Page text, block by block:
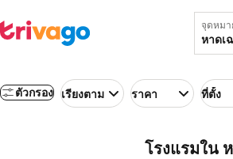
จุดหมา
ตัวกรอง เรียงตาม ราคา ที่ตั้ง
โรงแรมใน